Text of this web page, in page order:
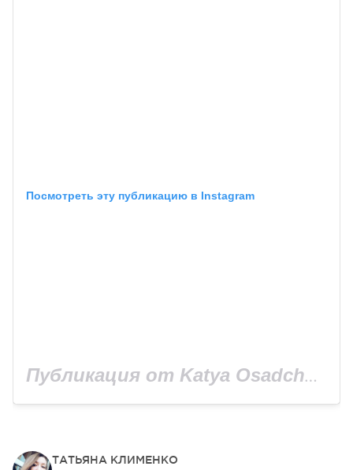
Посмотреть эту публикацию в Instagram
Публикация от Katya Osadcha (@kosadcha)
ТАТЬЯНА КЛИМЕНКО